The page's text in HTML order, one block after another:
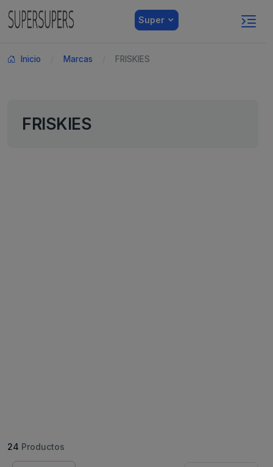
Super
Inicio Marcas FRISKIES
FRISKIES
24 Productos